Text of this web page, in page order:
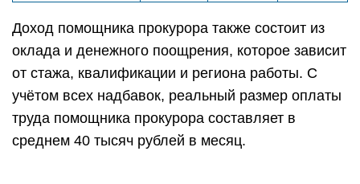
Доход помощника прокурора также состоит из
оклада и денежного поощрения, которое зависит
от стажа, квалификации и региона работы. С
учётом всех надбавок, реальный размер оплаты
труда помощника прокурора составляет в
среднем 40 тысяч рублей в месяц.